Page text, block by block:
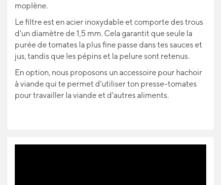
moplène.
Le filtre est en acier inoxydable et comporte des trous
d'un diamètre de 1,5 mm. Cela garantit que seule la
purée de tomates la plus fine passe dans tes sauces et
jus, tandis que les pépins et la pelure sont retenus.
En option, nous proposons un accessoire pour hachoir
à viande qui te permet d'utiliser ton presse-tomates
pour travailler la viande et d'autres aliments.